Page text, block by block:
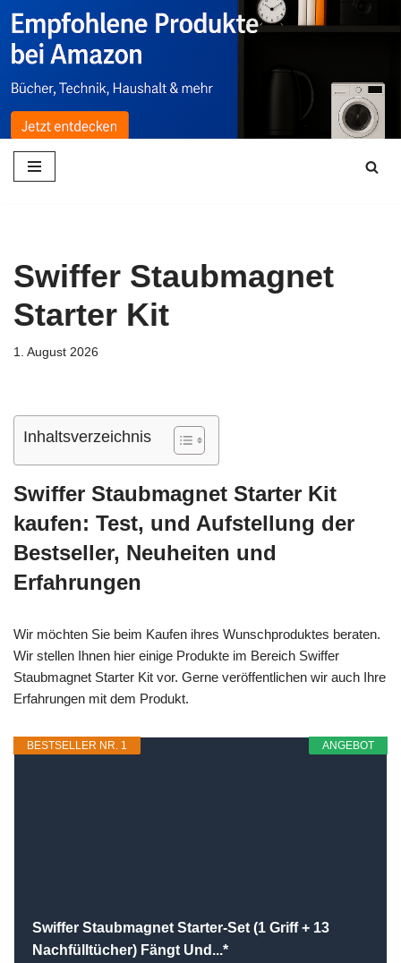
Zum
Inhalt
springen
Swiffer Staubmagnet
Starter Kit
1. August 2026
Inhaltsverzeichnis
Swiffer Staubmagnet Starter Kit
kaufen: Test, und Aufstellung der
Bestseller, Neuheiten und
Erfahrungen
Wir möchten Sie beim Kaufen ihres Wunschproduktes beraten.
Wir stellen Ihnen hier einige Produkte im Bereich Swiffer
Staubmagnet Starter Kit vor. Gerne veröffentlichen wir auch Ihre
Erfahrungen mit dem Produkt.
ANGEBOT
BESTSELLER NR. 1
Swiffer Staubmagnet Starter-Set (1 Griff + 13
Nachfülltücher) Fängt Und...*